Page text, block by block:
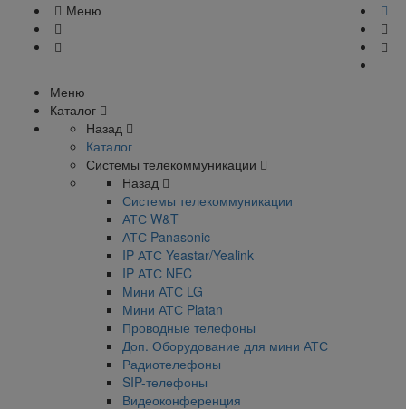
Меню
Меню
Каталог
Назад
Каталог
Системы телекоммуникации
Назад
Системы телекоммуникации
АТС W&T
АТС Panasonic
IP АТС Yeastar/Yealink
IP АТС NEC
Мини АТС LG
Мини АТС Platan
Проводные телефоны
Доп. Оборудование для мини АТС
Радиотелефоны
SIP-телефоны
Видеоконференция